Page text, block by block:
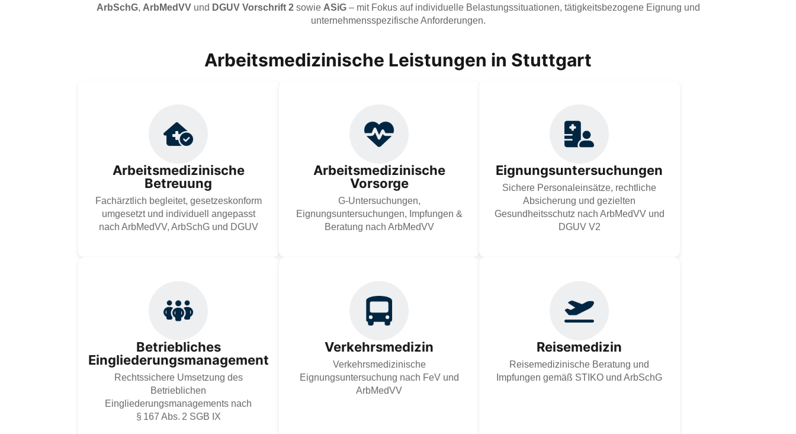
ArbSchG, ArbMedVVund DGUV Vorschrift 2sowie ASiG– mit Fokus auf individuelle Belastungssituationen, tätigkeitsbezogene Eignung und
unternehmensspezifische Anforderungen.
Arbeitsmedizinische Leistungen in Stuttgart
Arbeitsmedizinische
Betreuung
Fachärztlich begleitet, gesetzeskonform
umgesetzt und individuell angepasst
nach ArbMedVV, ArbSchG und DGUV
Arbeitsmedizinische Betreuung nach
ArbMedVV, ArbSchG und DGUV V2–
betriebsärztlich begleitet, gesetzeskonform
Eignungsuntersuchung und nachhaltigen
Gesundheitsschutz.
Zur Dienstleistung
Arbeitsmedizinische
Vorsorge
G-Untersuchungen,
Eignungsuntersuchungen, Impfungen &
Beratung nach ArbMedVV
Gesetzeskonforme arbeitsmedizinische
Vorsorge nach ArbMedVV: ehemalige G-
Mitarbeitenden abgestimmt.
Zur Dienstleistung
Eignungsuntersuchungen
Sichere Personaleinsätze, rechtliche
Absicherung und gezielten
Gesundheitsschutz nach ArbMedVV und
DGUV V2
Unsere Eignungsuntersuchungen prüfen die
gesundheitliche Eignung Ihrer Mitarbeiter – für
Gesundheitsschutz.
Zur Dienstleistung
Betriebliches
Eingliederungsmanagement
Rechtssichere Umsetzung des
Betrieblichen
Eingliederungsmanagements nach
§ 167 Abs. 2 SGB IX
Wir unterstützen Unternehmen bei der
rechtssicheren Umsetzung des Betrieblichen
Abs. 2 SGB IX – strukturiert, vertraulich und
passgenau auf die Situation der betroffenen
Mitarbeiter abgestimmt.
Zur Dienstleistung
Verkehrsmedizin
Verkehrsmedizinische
Eignungsuntersuchung nach FeV und
ArbMedVV
Verkehrsmedizinische
Eignungsuntersuchung nach FeV –
arbeitsmedizinisch fundiert zur Absicherung
Zur Dienstleistung
Reisemedizin
Reisemedizinische Beratung und
Impfungen gemäß STIKO und ArbSchG
Wir bieten reisemedizinische Beratung und
Impfungen gemäß ArbMedVV und Impfungen
gemäß STIKO und – individuell abgestimmt,
Gesundheitsrisiken im Ausland vorbereitet,
Einsatz bleiben.